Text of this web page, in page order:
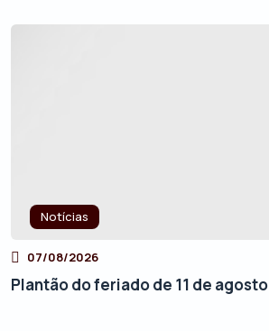
Notícias
07/08/2026
Plantão do feriado de 11 de agosto